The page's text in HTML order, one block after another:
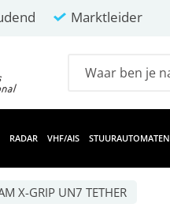
Marktleider
RADAR VHF/AIS STUURAUTOMATEN
X-GRIP UN7 TETHER